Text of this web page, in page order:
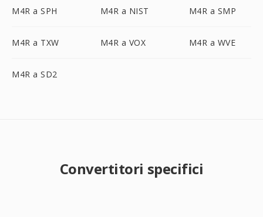
M4R a SPH M4R a NIST M4R a SMP
M4R a TXW M4R a VOX M4R a WVE
M4R a SD2
Convertitori specifici